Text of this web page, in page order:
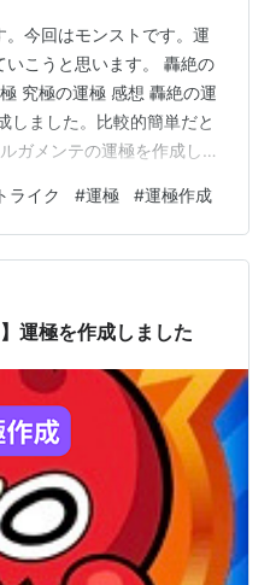
今回はモンストです。運
こうと思います。 轟絶の
究極の運極 感想 轟絶の運
しました。比較的簡単だと
ガメンテの運極を作成しま
運極 感想 今回は少しだけ
並行して怪獣８号コラボ
作成も続けています。秘
わりが見えてきました。
今回はこんな感じで終わ
ライク #運極 #運極作成
運極を作成しました